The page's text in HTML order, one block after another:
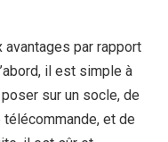
par rapport
il est simple à
sur un socle, de
télécommande, et de